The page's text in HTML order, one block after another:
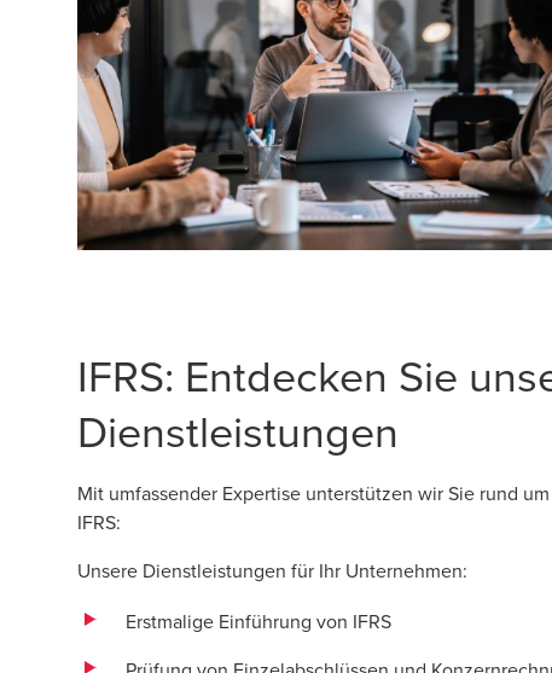
IFRS: Entdecken Sie
Dienstleistungen
Mit umfassender Expertise unterstützen wir Sie rund
IFRS:
Unsere Dienstleistungen für Ihr Unternehmen:
Erstmalige Einführung von IFRS